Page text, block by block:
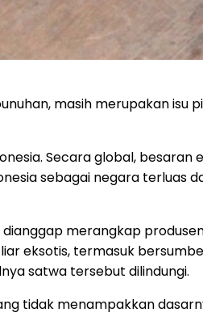
masih merupakan isu
Secara global, besaran
sebagai negara terluas
dianggap merangkap
eksotis, termasuk
satwa tersebut dilindungi.
tidak menampakkan